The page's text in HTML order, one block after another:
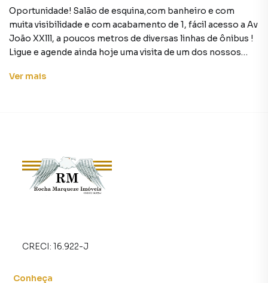
Oportunidade! Salão de esquina,com banheiro e com
muita visibilidade e com acabamento de 1, fácil acesso a Av
João XXlll, a poucos metros de diversas linhas de ônibus !
Ligue e agende ainda hoje uma visita de um dos nossos
(11) 2918-4000.
A Rocha Marqueze Imóveis tem mais opções de
planta em Jardim Vila Formosa e em outras regiões de São
encontrar o imóvel que mais combina com seu estilo de
Ver mais
CRECI: 16.922-J
Conheça